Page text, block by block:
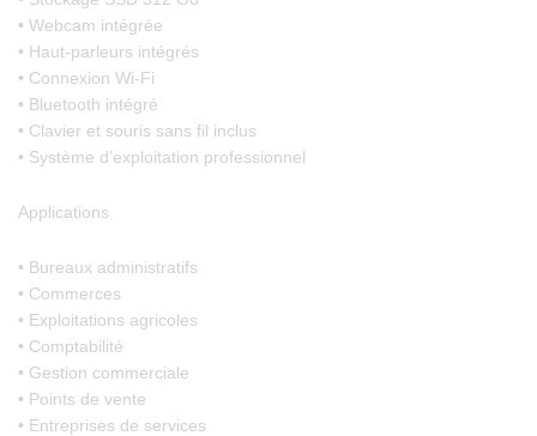
• Webcam intégrée
• Haut-parleurs intégrés
• Connexion Wi-Fi
• Bluetooth intégré
• Clavier et souris sans fil inclus
• Système d’exploitation professionnel
Applications
• Bureaux administratifs
• Commerces
• Exploitations agricoles
• Comptabilité
• Gestion commerciale
• Points de vente
• Entreprises de services